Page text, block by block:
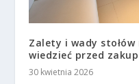
Zalety i wady
wiedzieć przed
30 kwietnia 2026